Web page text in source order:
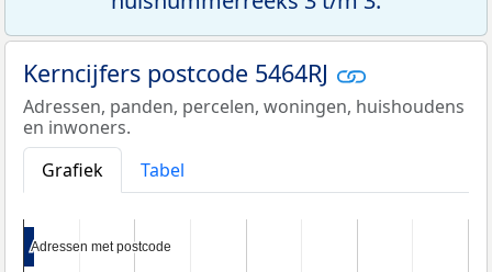
Kerncijfers postcode 5464RJ
Adressen, panden, percelen, woningen, huishoudens
en inwoners.
Grafiek
Tabel
Adressen met postcode
Adressen met postcode